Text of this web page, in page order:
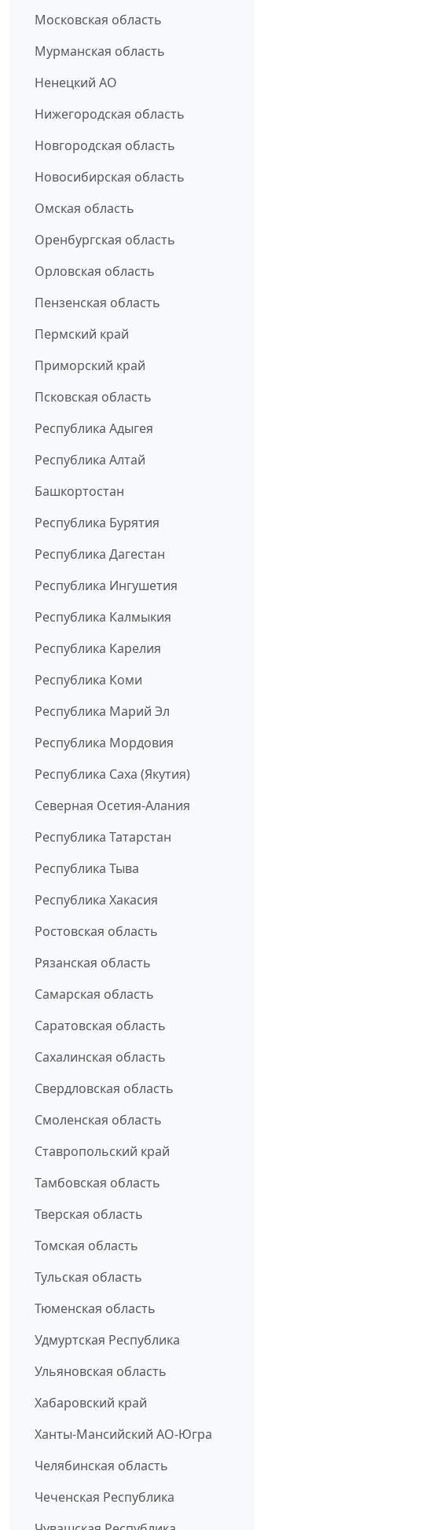
Московская область
Мурманская область
Ненецкий АО
Нижегородская область
Новгородская область
Новосибирская область
Омская область
Оренбургская область
Орловская область
Пензенская область
Пермский край
Приморский край
Псковская область
Республика Адыгея
Республика Алтай
Башкортостан
Республика Бурятия
Республика Дагестан
Республика Ингушетия
Республика Калмыкия
Республика Карелия
Республика Коми
Республика Марий Эл
Республика Мордовия
Республика Саха (Якутия)
Северная Осетия-Алания
Республика Татарстан
Республика Тыва
Республика Хакасия
Ростовская область
Рязанская область
Самарская область
Саратовская область
Сахалинская область
Свердловская область
Смоленская область
Ставропольский край
Тамбовская область
Тверская область
Томская область
Тульская область
Тюменская область
Удмуртская Республика
Ульяновская область
Хабаровский край
Ханты-Мансийский АО-Югра
Челябинская область
Чеченская Республика